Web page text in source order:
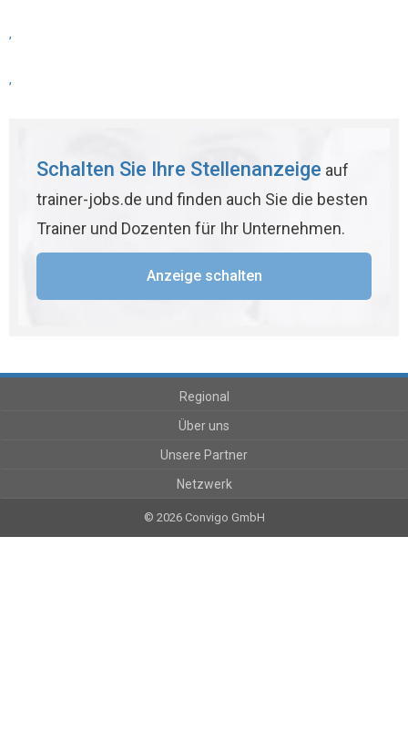
,
,
Schalten Sie Ihre Stellenanzeige auf
trainer-jobs.de und finden auch Sie die besten
Trainer und Dozenten für Ihr Unternehmen.
Anzeige schalten
Regional
Über uns
Unsere Partner
Netzwerk
© 2026 Convigo GmbH